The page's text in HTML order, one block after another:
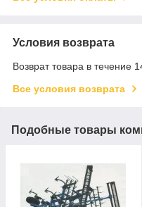
Условия возврата
Возврат товара в течение
Все условия возврата
Подобные товары